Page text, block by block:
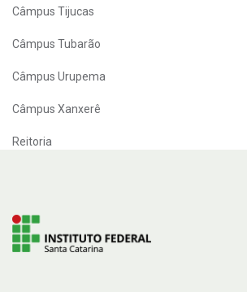
Câmpus Tijucas
Câmpus Tubarão
Câmpus Urupema
Câmpus Xanxerê
Reitoria